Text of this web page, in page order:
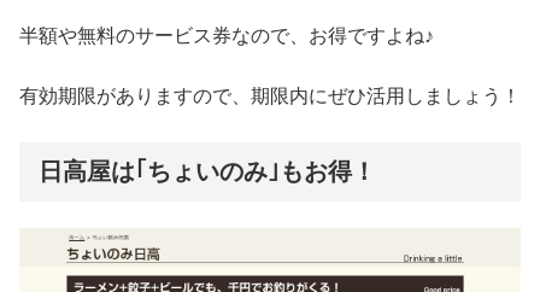
半額や無料のサービス券なので、お得ですよね♪
有効期限がありますので、期限内にぜひ活用しましょう！
日高屋は｢ちょいのみ｣もお得！